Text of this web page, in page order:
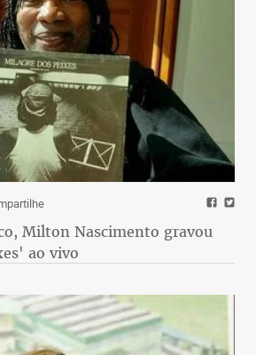
Milton Nascimento gravou
ao vivo